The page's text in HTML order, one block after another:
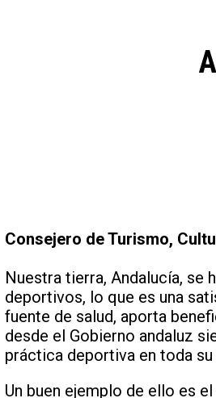
Consejero de Turismo,
Nuestra tierra, Andalucía, se
deportivos, lo que es una
fuente de salud, aporta
desde el Gobierno andaluz
práctica deportiva en toda
Un buen ejemplo de ello es